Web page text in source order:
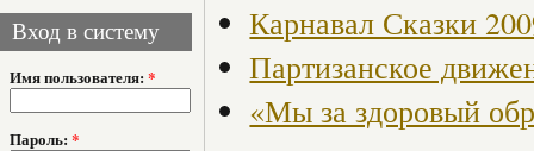
Вход в систему
Имя пользователя: *
Пароль: *
Карнавал Сказки
Партизанское
«Мы за здоровый